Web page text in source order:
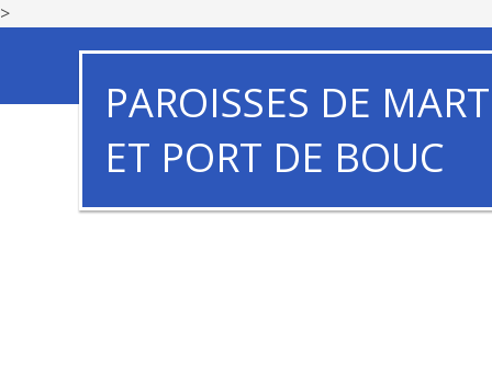
>
PAROISSES DE
ET PORT DE BOUC